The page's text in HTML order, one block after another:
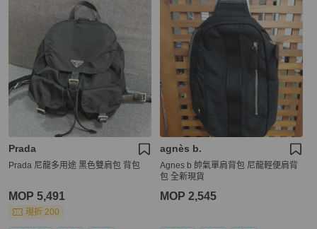
Prada
Prada 尼龍多用途 黑色雙肩包 背包
MOP 5,491
現折 200
agnès b.
Agnes b 帥氣單肩背包 尼龍輕便肩背
包 全新現貨
MOP 2,545